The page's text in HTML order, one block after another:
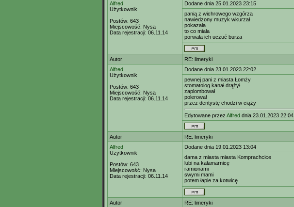
Alfred
Użytkownik
Postów: 643
Miejscowość: Nysa
Data rejestracji: 06.11.14
Dodane dnia 25.01.2023 23:15
panią z wichrowego wzgórza
nawiedzony muzyk wkurzał
pokazała
to co miała
porwała ich uczuć burza
Autor
RE: limeryki
Alfred
Użytkownik
Postów: 643
Miejscowość: Nysa
Data rejestracji: 06.11.14
Dodane dnia 23.01.2023 22:02
pewnej pani z miasta Łomży
stomatolog kanał drążył
zaplombował
polerował
przez dentystę chodzi w ciąży
Edytowane przez Alfred dnia 23.01.2023 22:04
Autor
RE: limeryki
Alfred
Użytkownik
Postów: 643
Miejscowość: Nysa
Data rejestracji: 06.11.14
Dodane dnia 19.01.2023 13:04
dama z miasta miasta Komprachcice
lubi na kałamarnicę
ramionami
swymi mami
potem łapie za kotwicę
Autor
RE: limeryki